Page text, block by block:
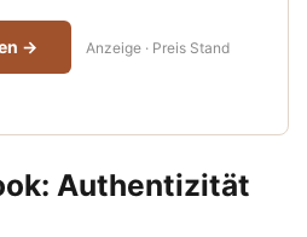
→ Anzeige · Preis Stand
Authentizität